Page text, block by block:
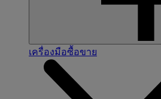
เครื่องมือซื้อขาย